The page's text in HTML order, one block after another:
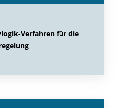
Verfahren für die